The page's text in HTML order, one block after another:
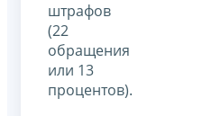
штрафов
(22
обращения
или 13
процентов).